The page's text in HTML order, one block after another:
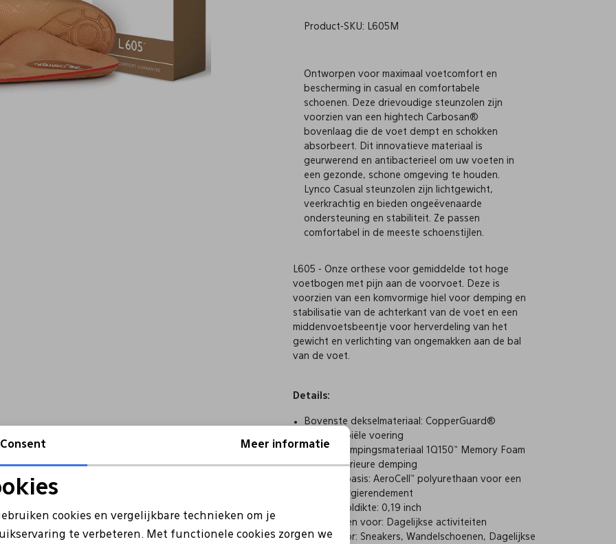
Product-SKU: L605M
Ontworpen voor maximaal voetcomfort en
bescherming in casual en comfortabele
schoenen. Deze drievoudige steunzolen zijn
voorzien van een hightech Carbosan®
bovenlaag die de voet dempt en schokken
absorbeert. Dit innovatieve materiaal is
geurwerend en antibacterieel om uw voeten in
een gezonde, schone omgeving te houden.
Lynco Casual steunzolen zijn lichtgewicht,
veerkrachtig en bieden ongeëvenaarde
ondersteuning en stabiliteit. Ze passen
comfortabel in de meeste schoenstijlen.
L605 - Onze orthese voor gemiddelde tot hoge
voetbogen met pijn aan de voorvoet. Deze is
voorzien van een komvormige hiel voor demping en
stabilisatie van de achterkant van de voet en een
middenvoetsbeentje voor herverdeling van het
gewicht en verlichting van ongemakken aan de bal
van de voet.
Details:
Bovenste dekselmateriaal: CopperGuard®
antimicrobiële voering
Middendempingsmateriaal 1Q150™ Memory Foam
voor superieure demping
Prestatiebasis: AeroCell™ polyurethaan voor een
hoog energierendement
Binnenzooldikte: 0,19 inch
Aanbevolen voor: Dagelijkse activiteiten
Ideaal voor: Sneakers, Wandelschoenen, Dagelijkse
cookies
cookies Marketing cookies
Consent Meer informatie
cookies en vergelijkbare technieken om je
te verbeteren. Met functionele cookies zorgen we